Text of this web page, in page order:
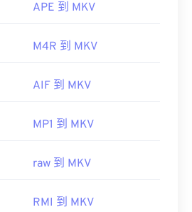
APE 到 MKV
M4R 到 MKV
AIF 到 MKV
MP1 到 MKV
raw 到 MKV
RMI 到 MKV